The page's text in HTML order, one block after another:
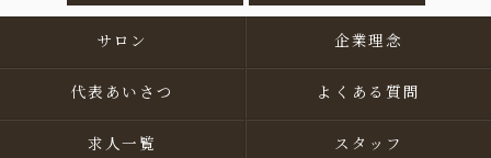
サロン 企業理念
代表あいさつ よくある質問
求人一覧 スタッフ